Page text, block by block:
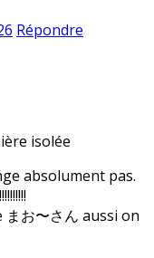
Répondre
isolée
absolument pas.
お〜さん aussi on